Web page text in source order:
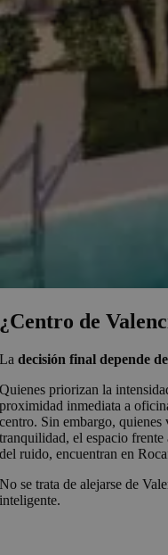
¿Centro de
Ladecisión final depende
Quienes priorizan la
proximidad inmediata a
centro. Sin embargo,
tranquilidad, el espacio
del ruido, encuentran en
No se trata de alejarse de
inteligente.